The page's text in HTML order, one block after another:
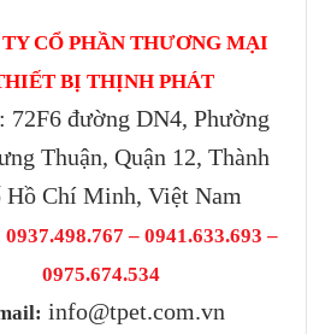
CỔ PHẦN THƯƠNG MẠI
BỊ THỊNH PHÁT
: 72F6 đường DN4, Phường
Thuận, Quận 12, Thành
Hồ Chí Minh, Việt Nam
0937.498.767 – 0941.633.693 –
0975.674.534
info@tpet.com.vn